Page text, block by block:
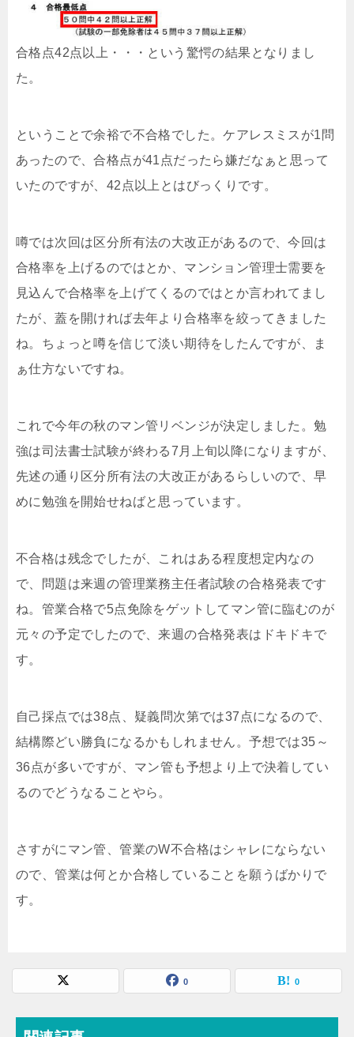
合格点42点以上・・・という驚愕の結果となりまし
た。
ということで余裕で不合格でした。ケアレスミスが1問
あったので、合格点が41点だったら嫌だなぁと思って
いたのですが、42点以上とはびっくりです。
噂では次回は区分所有法の大改正があるので、今回は
合格率を上げるのではとか、マンション管理士需要を
見込んで合格率を上げてくるのではとか言われてまし
たが、蓋を開ければ去年より合格率を絞ってきました
ね。ちょっと噂を信じて淡い期待をしたんですが、ま
ぁ仕方ないですね。
これで今年の秋のマン管リベンジが決定しました。勉
強は司法書士試験が終わる7月上旬以降になりますが、
先述の通り区分所有法の大改正があるらしいので、早
めに勉強を開始せねばと思っています。
不合格は残念でしたが、これはある程度想定内なの
で、問題は来週の管理業務主任者試験の合格発表です
ね。管業合格で5点免除をゲットしてマン管に臨むのが
元々の予定でしたので、来週の合格発表はドキドキで
す。
自己採点では38点、疑義問次第では37点になるので、
結構際どい勝負になるかもしれません。予想では35～
36点が多いですが、マン管も予想より上で決着してい
るのでどうなることやら。
さすがにマン管、管業のW不合格はシャレにならない
ので、管業は何とか合格していることを願うばかりで
す。
0 0